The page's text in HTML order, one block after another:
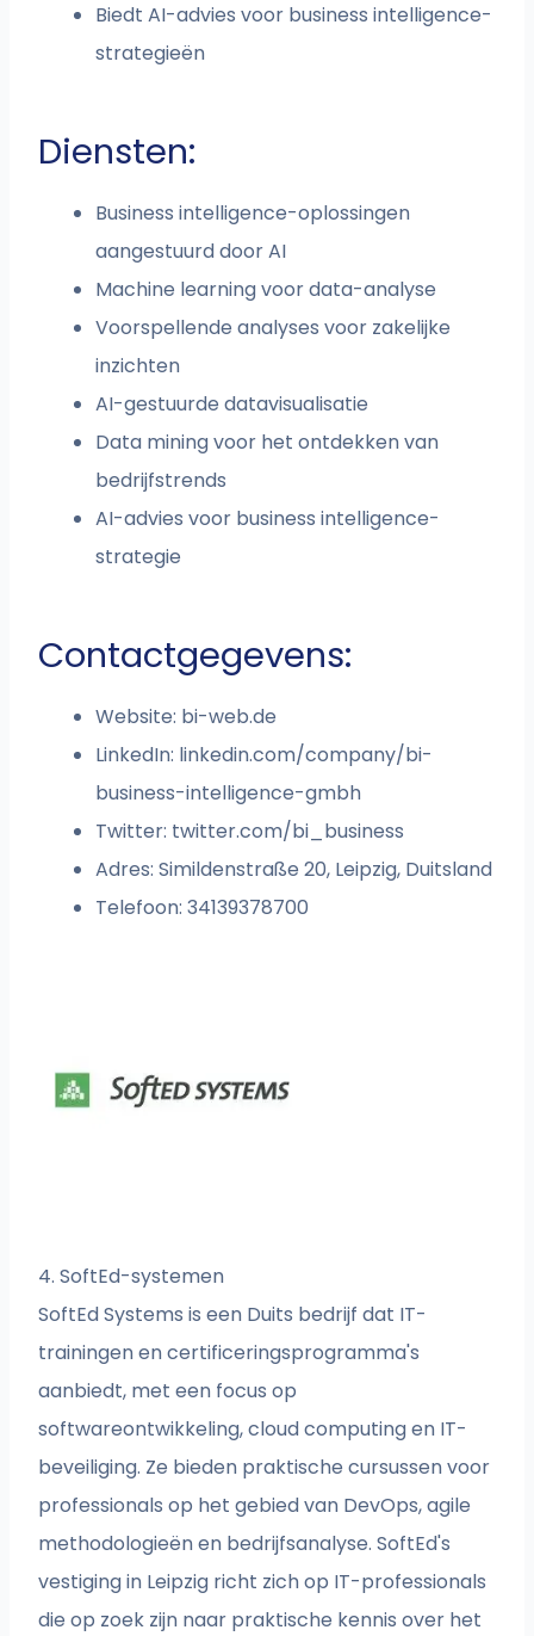
Biedt AI-advies voor business intelligence-
strategieën
Diensten:
Business intelligence-oplossingen
aangestuurd door AI
Machine learning voor data-analyse
Voorspellende analyses voor zakelijke
inzichten
AI-gestuurde datavisualisatie
Data mining voor het ontdekken van
bedrijfstrends
AI-advies voor business intelligence-
strategie
Contactgegevens:
Website: bi-web.de
LinkedIn: linkedin.com/company/bi-
business-intelligence-gmbh
Twitter: twitter.com/bi_business
Adres: Simildenstraße 20, Leipzig, Duitsland
Telefoon: 34139378700
4. SoftEd-systemen
SoftEd Systems is een Duits bedrijf dat IT-
trainingen en certificeringsprogramma's
aanbiedt, met een focus op
softwareontwikkeling, cloud computing en IT-
beveiliging. Ze bieden praktische cursussen voor
professionals op het gebied van DevOps, agile
methodologieën en bedrijfsanalyse. SoftEd's
vestiging in Leipzig richt zich op IT-professionals
die op zoek zijn naar praktische kennis over het